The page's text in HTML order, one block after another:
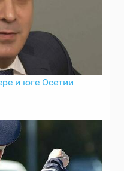
и юге Осетии